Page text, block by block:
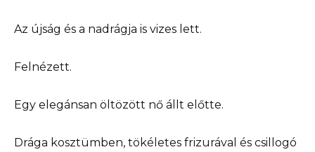
Az újság és a nadrágja is vizes lett.
Felnézett.
Egy elegánsan öltözött nő állt előtte.
Drága kosztümben, tökéletes frizurával és csillogó